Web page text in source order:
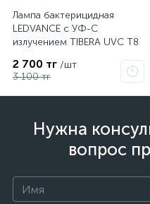
Лампа бактерицидная
LEDVANCE с УФ-С
излучением TIBERA UVC T8
2 700 тг /шт
3 100 тг
Нужна
вопрос